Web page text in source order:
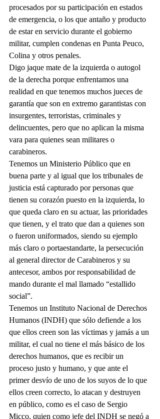
procesados por su participación en estados
de emergencia, o los que antaño y producto
de estar en servicio durante el gobierno
militar, cumplen condenas en Punta Peuco,
Colina y otros penales.
Digo jaque mate de la izquierda o autogol
de la derecha porque enfrentamos una
realidad en que tenemos muchos jueces de
garantía que son en extremo garantistas con
insurgentes, terroristas, criminales y
delincuentes, pero que no aplican la misma
vara para quienes sean militares o
carabineros.
Tenemos un Ministerio Público que en
buena parte y al igual que los tribunales de
justicia está capturado por personas que
tienen su corazón puesto en la izquierda, lo
que queda claro en su actuar, las prioridades
que tienen, y el trato que dan a quienes son
o fueron uniformados, siendo su ejemplo
más claro o portaestandarte, la persecución
al general director de Carabineros y su
antecesor, ambos por responsabilidad de
mando durante el mal llamado “estallido
social”.
Tenemos un Instituto Nacional de Derechos
Humanos (INDH) que sólo defiende a los
que ellos creen son las víctimas y jamás a un
militar, el cual no tiene el más básico de los
derechos humanos, que es recibir un
proceso justo y humano, y que ante el
primer desvío de uno de los suyos de lo que
ellos creen correcto, lo atacan y destruyen
en público, como es el caso de Sergio
Micco, quien como jefe del INDH se negó a